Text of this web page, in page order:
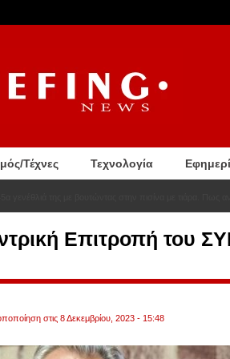
Τέχνες Τεχνολογία
Επιτροπή του
στις 8 Δεκεμβρίου, 2023 - 15:48